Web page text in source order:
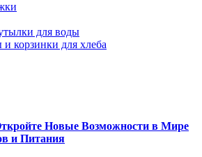
для воды
корзинки для хлеба
Новые Возможности в Мире
и Питания